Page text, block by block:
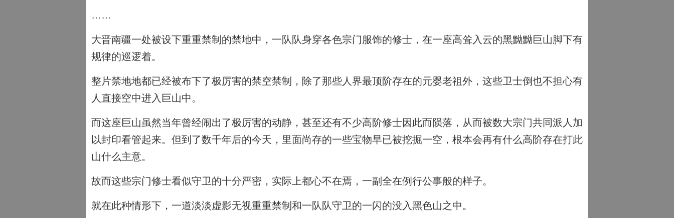
……
大晋南疆一处被设下重重禁制的禁地中，一队队身穿各色宗门服饰的修士，在一座高耸入云的黑黝黝巨山脚下有
规律的巡逻着。
整片禁地地都已经被布下了极厉害的禁空禁制，除了那些人界最顶阶存在的元婴老祖外，这些卫士倒也不担心有
人直接空中进入巨山中。
而这座巨山虽然当年曾经闹出了极厉害的动静，甚至还有不少高阶修士因此而陨落，从而被数大宗门共同派人加
以封印看管起来。但到了数千年后的今天，里面尚存的一些宝物早已被挖掘一空，根本会再有什么高阶存在打此
山什么主意。
故而这些宗门修士看似守卫的十分严密，实际上都心不在焉，一副全在例行公事般的样子。
就在此种情形下，一道淡淡虚影无视重重禁制和一队队守卫的一闪的没入黑色山之中。